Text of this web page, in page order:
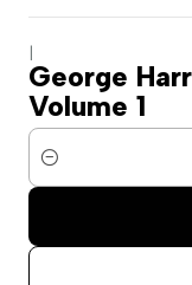
George
Volume 1
Cantidad